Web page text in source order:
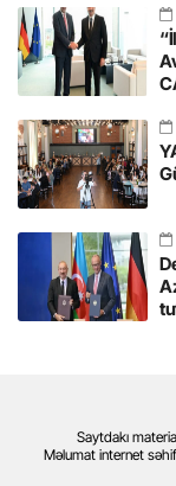
Saytdakı
Məlumat internet